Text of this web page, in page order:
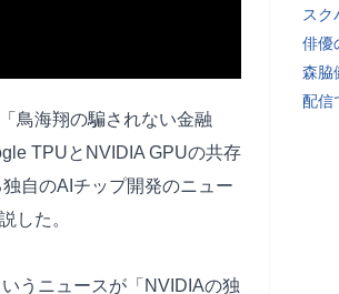
鳥海翔の騙されない金融
TPUとNVIDIA GPUの共存
自のAIチップ開発のニュー
した。
うニュースが「NVIDIAの独
スク
俳優
森脇
配信